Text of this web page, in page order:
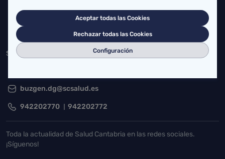
atencionusuario@cantabria.es
942208130
Servicio Cántabro de Salud
buzgen.dg@scsalud.es
942202770 942202772
Toda la actualidad de Salud Cantabria en las redes sociales.
¡Síguenos!
Aceptar todas las Cookies
Rechazar todas las Cookies
Configuración